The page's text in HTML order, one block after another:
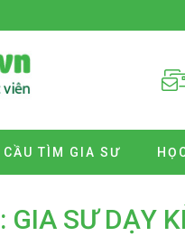
CẦU TÌM GIA SƯ
GIA SƯ DẠY